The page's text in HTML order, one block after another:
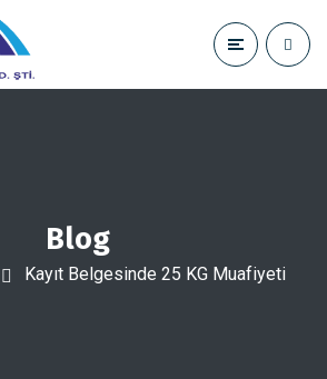
Blog
Kayıt Belgesinde 25 KG Muafiyeti